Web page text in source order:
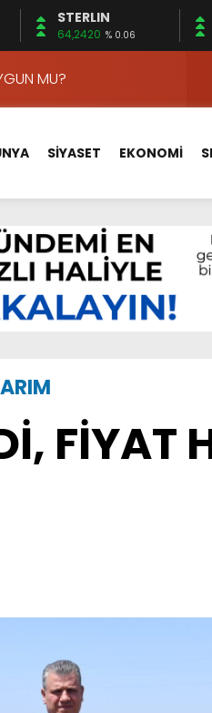
STERLIN
64,2420 % 0.06
MU?
KONUŞULDU
KONUŞTUK
İÇİN SAHADA
ÖNLEMEK İÇİN
SAĞLIĞI!
40 BİN LİRA OLMASINI
SİYASET EKONOMİ
FİYAT